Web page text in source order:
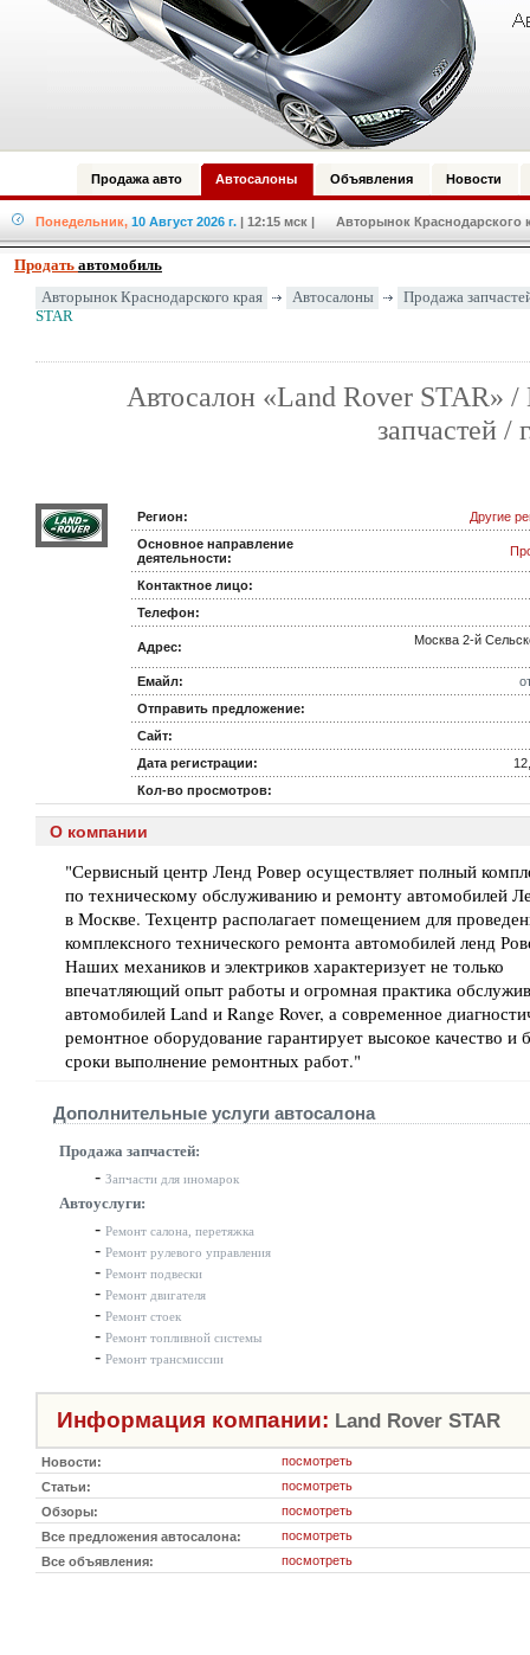
Продажа авто Автосалоны Объявления Новости
Понедельник, 10 Август 2026 г. | 12:15 мск | Авторынок Краснодарского
Продать автомобиль
Авторынок Краснодарского края
Автосалоны
Продажа
STAR
Автосалон «Land Rover STAR»
запчастей /
Регион:
Другие
Основное направление
деятельности:
Контактное лицо:
Телефон:
Адрес: Москва 2-й
Емайл:
Отправить предложение:
Сайт:
Дата регистрации:
Кол-во просмотров:
О компании
"Сервисный центр Ленд Ровер осуществляет полный
по техническому обслуживанию и ремонту автомобилей
в Москве. Техцентр располагает помещением для
комплексного технического ремонта автомобилей ленд
Наших механиков и электриков характеризует не только
впечатляющий опыт работы и огромная практика
автомобилей Land и Range Rover, а современное
ремонтное оборудование гарантирует высокое качество и
сроки выполнение ремонтных работ."
Дополнительные услуги автосалона
Продажа запчастей:
- Запчасти для иномарок
Автоуслуги:
- Ремонт салона, перетяжка
- Ремонт рулевого управления
- Ремонт подвески
- Ремонт двигателя
- Ремонт стоек
- Ремонт топливной системы
- Ремонт трансмиссии
Информация компании: Land Rover STAR
Новости:
посмотреть
Статьи:
посмотреть
Обзоры:
посмотреть
Все предложения автосалона:
посмотреть
Все объявления:
посмотреть